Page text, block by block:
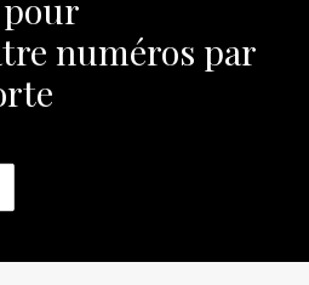
numéros par